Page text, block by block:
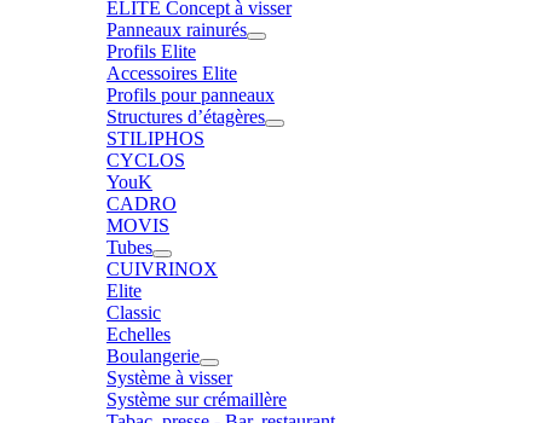
ELITE Concept à visser
Panneaux rainurés
Profils Elite
Accessoires Elite
Profils pour panneaux
Structures d’étagères
STILIPHOS
CYCLOS
YouK
CADRO
MOVIS
Tubes
CUIVRINOX
Elite
Classic
Echelles
Boulangerie
Système à visser
Système sur crémaillère